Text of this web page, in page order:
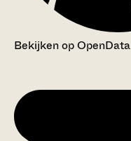
Bekijken op OpenData